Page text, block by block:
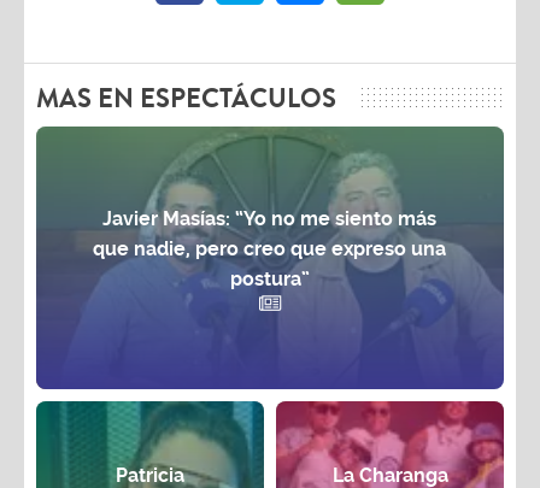
MAS EN ESPECTÁCULOS
Javier Masías: “Yo no me siento más
que nadie, pero creo que expreso una
postura”
Patricia
La Charanga